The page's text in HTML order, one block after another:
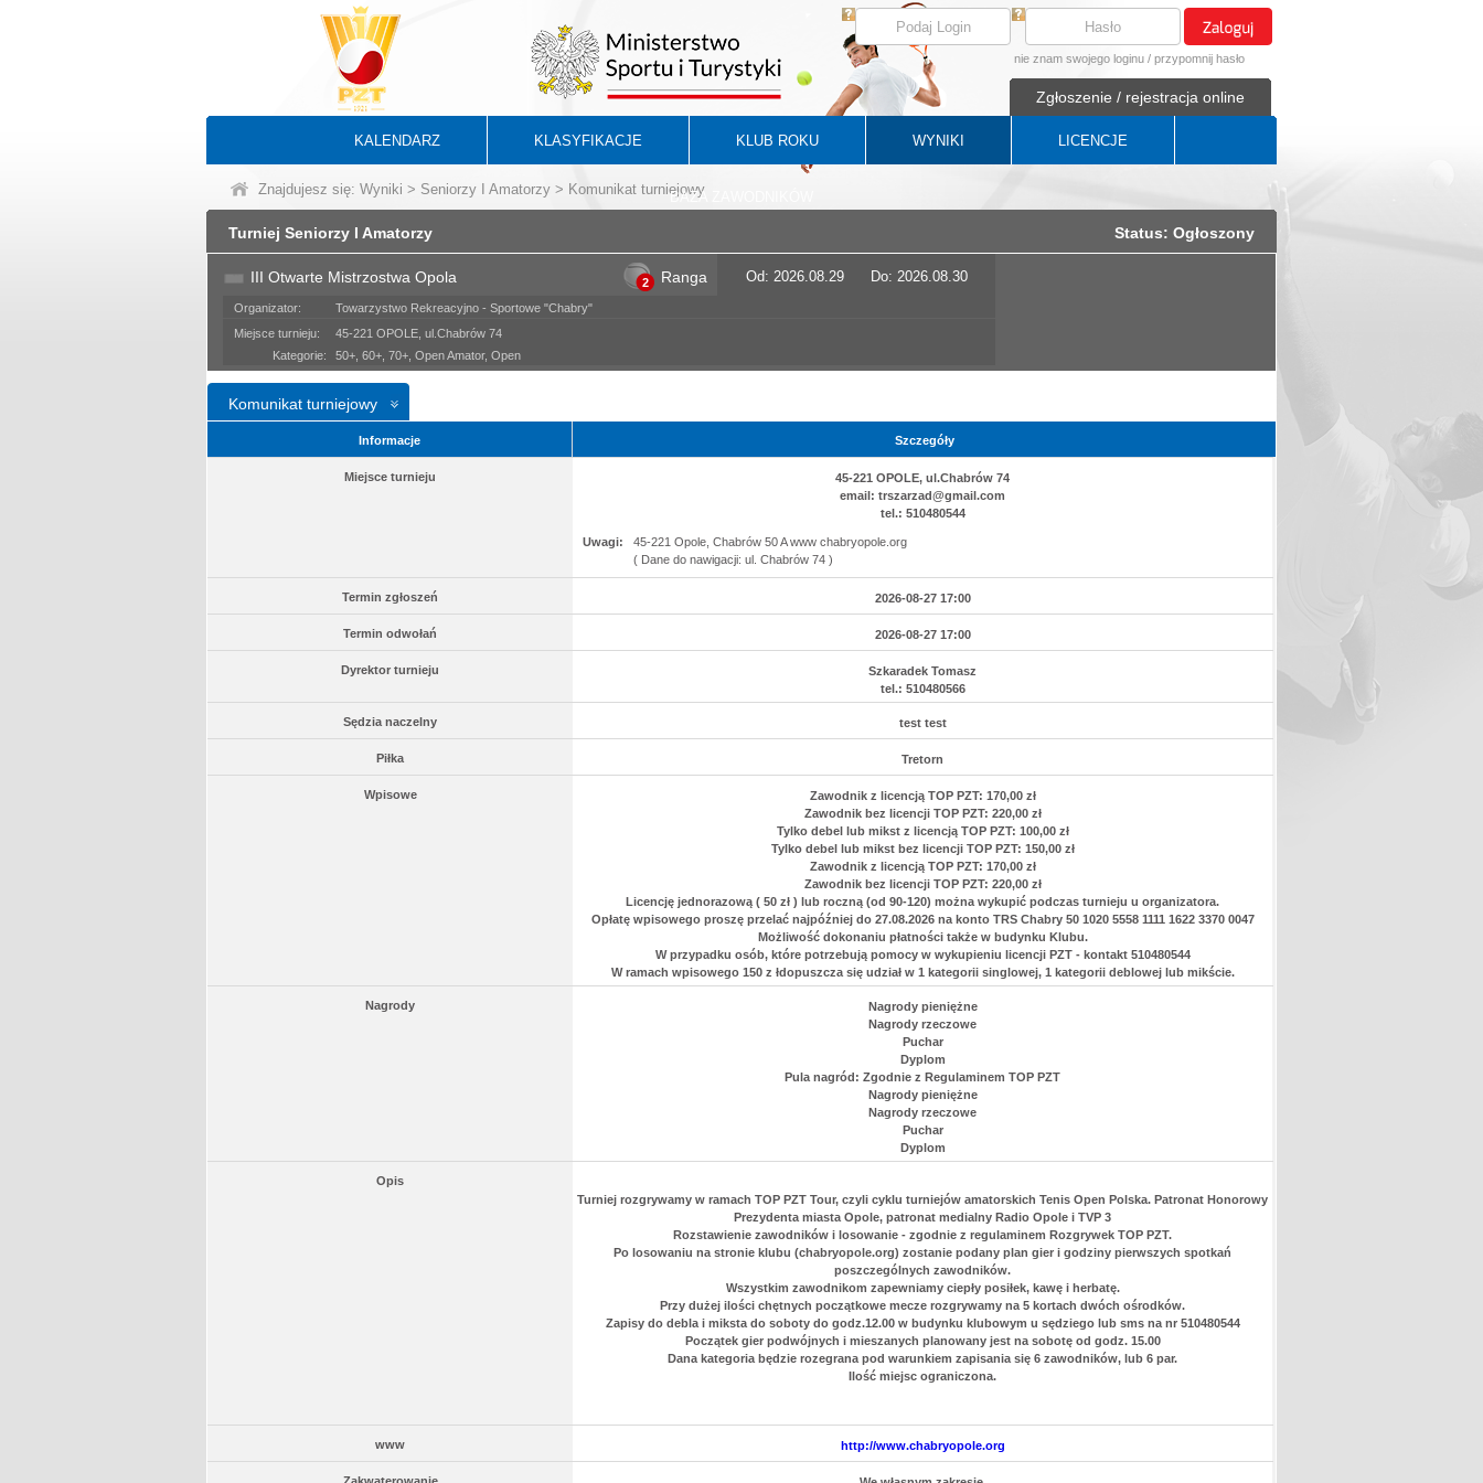
nie znam swojego loginu / przypomnij hasło
Zgłoszenie / rejestracja online
KALENDARZ KLASYFIKACJE KLUB ROKU WYNIKI LICENCJE
BAZA ZAWODNIKÓW
Znajdujesz się: Wyniki > Seniorzy I Amatorzy > Komunikat turniejowy
Turniej Seniorzy I Amatorzy Status: Ogłoszony
III Otwarte Mistrzostwa Opola 2 Ranga Od: 2026.08.29 Do: 2026.08.30
Organizator:
Towarzystwo Rekreacyjno - Sportowe "Chabry"
Miejsce turnieju:
45-221 OPOLE, ul.Chabrów 74
Kategorie:
50+, 60+, 70+, Open Amator, Open
Komunikat turniejowy
Informacje Szczegóły
Miejsce turnieju
45-221 OPOLE, ul.Chabrów 74
email: trszarzad@gmail.com
tel.: 510480544
Uwagi:
45-221 Opole, Chabrów 50 A www chabryopole.org
( Dane do nawigacji: ul. Chabrów 74 )
Termin zgłoszeń 2026-08-27 17:00
Termin odwołań 2026-08-27 17:00
Dyrektor turnieju
Szkaradek Tomasz
tel.: 510480566
Sędzia naczelny test test
Piłka Tretorn
Wpisowe
Zawodnik z licencją TOP PZT: 170,00 zł
Zawodnik bez licencji TOP PZT: 220,00 zł
Tylko debel lub mikst z licencją TOP PZT: 100,00 zł
Tylko debel lub mikst bez licencji TOP PZT: 150,00 zł
Zawodnik z licencją TOP PZT: 170,00 zł
Zawodnik bez licencji TOP PZT: 220,00 zł
Licencję jednorazową ( 50 zł ) lub roczną (od 90-120) można wykupić podczas turnieju u organizatora.
Opłatę wpisowego proszę przelać najpóźniej do 27.08.2026 na konto TRS Chabry 50 1020 5558 1111 1622 3370 0047
Możliwość dokonaniu płatności także w budynku Klubu.
W przypadku osób, które potrzebują pomocy w wykupieniu licencji PZT - kontakt 510480544
W ramach wpisowego 150 z łdopuszcza się udział w 1 kategorii singlowej, 1 kategorii deblowej lub mikście.
Nagrody
Nagrody pieniężne
Nagrody rzeczowe
Puchar
Dyplom
Pula nagród: Zgodnie z Regulaminem TOP PZT
Nagrody pieniężne
Nagrody rzeczowe
Puchar
Dyplom
Opis
Turniej rozgrywamy w ramach TOP PZT Tour, czyli cyklu turniejów amatorskich Tenis Open Polska. Patronat Honorowy
Prezydenta miasta Opole, patronat medialny Radio Opole i TVP 3
Rozstawienie zawodników i losowanie - zgodnie z regulaminem Rozgrywek TOP PZT.
Po losowaniu na stronie klubu (chabryopole.org) zostanie podany plan gier i godziny pierwszych spotkań
poszczególnych zawodników.
Wszystkim zawodnikom zapewniamy ciepły posiłek, kawę i herbatę.
Przy dużej ilości chętnych początkowe mecze rozgrywamy na 5 kortach dwóch ośrodków.
Zapisy do debla i miksta do soboty do godz.12.00 w budynku klubowym u sędziego lub sms na nr 510480544
Początek gier podwójnych i mieszanych planowany jest na sobotę od godz. 15.00
Dana kategoria będzie rozegrana pod warunkiem zapisania się 6 zawodników, lub 6 par.
Ilość miejsc ograniczona.
www http://www.chabryopole.org